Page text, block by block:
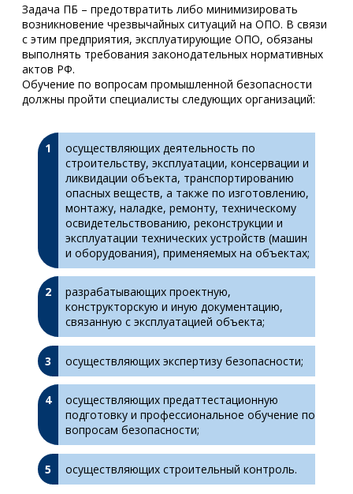
Задача ПБ – предотвратить либо минимизировать
возникновение чрезвычайных ситуаций на ОПО. В связи
с этим предприятия, эксплуатирующие ОПО, обязаны
выполнять требования законодательных нормативных
актов РФ.
Обучение по вопросам промышленной безопасности
должны пройти специалисты следующих организаций:
осуществляющих деятельность по
строительству, эксплуатации, консервации и
ликвидации объекта, транспортированию
опасных веществ, а также по изготовлению,
монтажу, наладке, ремонту, техническому
освидетельствованию, реконструкции и
эксплуатации технических устройств (машин
и оборудования), применяемых на объектах;
разрабатывающих проектную,
конструкторскую и иную документацию,
связанную с эксплуатацией объекта;
осуществляющих экспертизу безопасности;
осуществляющих предаттестационную
подготовку и профессиональное обучение по
вопросам безопасности;
осуществляющих строительный контроль.